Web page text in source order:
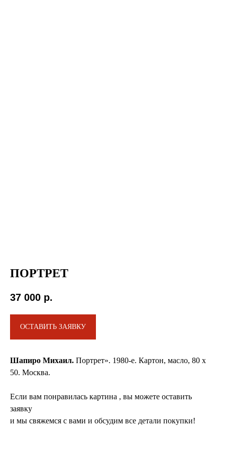
ПОРТРЕТ
37 000 р.
ОСТАВИТЬ ЗАЯВКУ
Шапиро Михаил. Портрет». 1980-е. Картон, масло, 80 х
50. Москва.
Если вам понравилась картина , вы можете оставить
заявку
и мы свяжемся с вами и обсудим все детали покупки!